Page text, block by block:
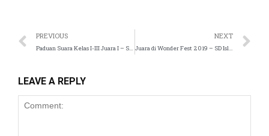
PREVIOUS
Paduan Suara Kelas I-III Juara I – SD Islam Tugasku
NEXT
Juara di Wonder Fest 2019 – SD Islam Tugasku
LEAVE A REPLY